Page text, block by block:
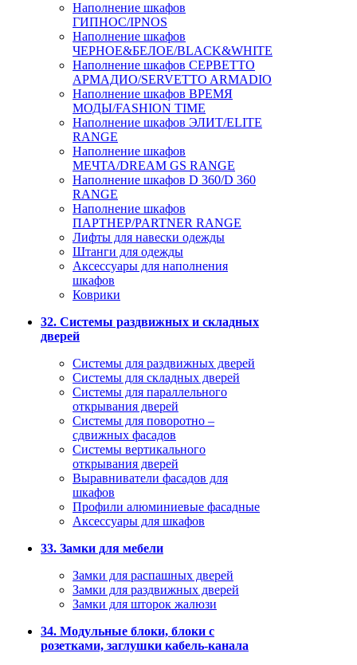
Наполнение шкафов
ГИПНОС/IPNOS
Наполнение шкафов
ЧЕРНОЕ&БЕЛОЕ/BLACK&WHITE
Наполнение шкафов СЕРВЕТТО
АРМАДИО/SERVETTO ARMADIO
Наполнение шкафов ВРЕМЯ
МОДЫ/FASHION TIME
Наполнение шкафов ЭЛИТ/ELITE
RANGE
Наполнение шкафов
МЕЧТА/DREAM GS RANGE
Наполнение шкафов D 360/D 360
RANGE
Наполнение шкафов
ПАРТНЕР/PARTNER RANGE
Лифты для навески одежды
Штанги для одежды
Аксессуары для наполнения
шкафов
Коврики
32. Системы раздвижных и складных
дверей
Системы для раздвижных дверей
Системы для складных дверей
Системы для параллельного
открывания дверей
Системы для поворотно –
сдвижных фасадов
Системы вертикального
открывания дверей
Выравниватели фасадов для
шкафов
Профили алюминиевые фасадные
Аксессуары для шкафов
33. Замки для мебели
Замки для распашных дверей
Замки для раздвижных дверей
Замки для шторок жалюзи
34. Модульные блоки, блоки с
розетками, заглушки кабель-канала